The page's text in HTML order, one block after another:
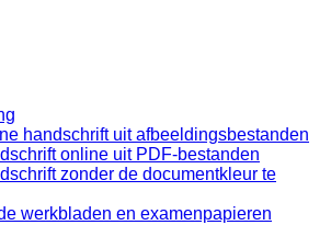
handschrift uit afbeeldingsbestanden
online uit PDF-bestanden
zonder de documentkleur te
werkbladen en examenpapieren